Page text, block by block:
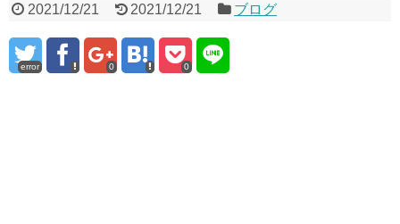
2021/12/21 2021/12/21 ブログ
error 0 0